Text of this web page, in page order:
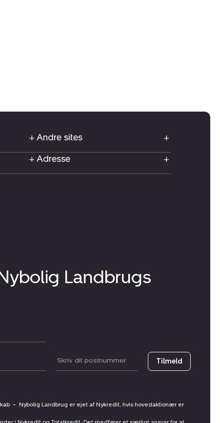
Andre sites
Adresse
Landbrugs
Postnummer Tilmeld
– Nybolig Landbrug er ejet af Nykredit, hvis hovedaktionær er